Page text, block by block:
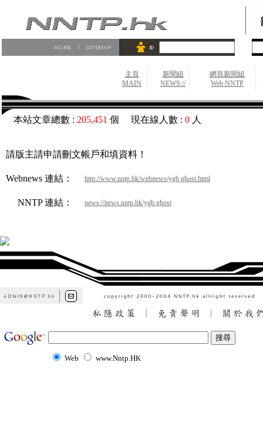
主頁
MAIN
新聞組
NEWS://
網頁新聞組
Web NNTP
本站文章總數 : 205,451 個 現在線人數 : 0 人
請版主請申請刪文帳戶和填資料！
Webnews 連結： http://www.nntp.hk/webnews/ygb.ghost.html
NNTP 連結： news://news.nntp.hk/ygb.ghost
Web www.Nntp.HK